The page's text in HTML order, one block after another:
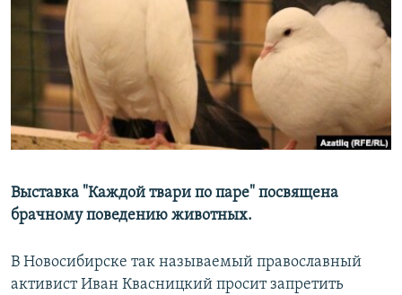
РАСПИСАНИЕ ВЕЩАНИЯ
ПОДПИШИТЕСЬ НА РАССЫЛКУ
СОЦИАЛЬНЫЕ СЕТИ
Все сайты РСЕ/РС
Выставка "Каждой твари по паре" посвящена
брачному поведению животных.
В Новосибирске так называемый православный
активист Иван Квасницкий просит запретить